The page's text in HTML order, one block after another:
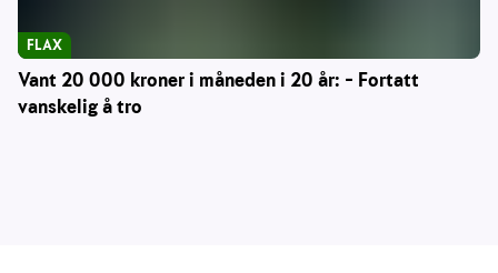
Vant 20 000 kroner i måneden i 20 år: – Fortatt
vanskelig å tro
FLAX